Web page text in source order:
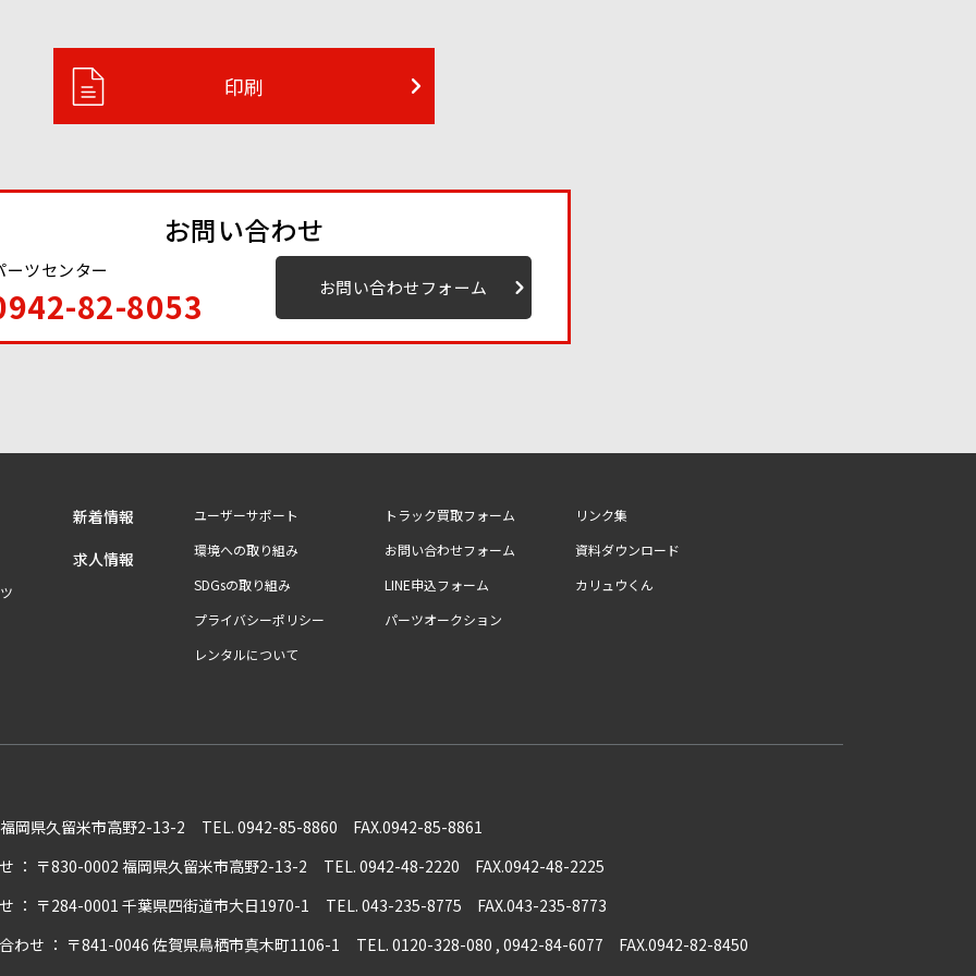
印刷
お問い合わせ
ーツセンター
82-8053 お問い合わせフォーム
新着情報
求人情報
ユーザーサポート
環境への取り組み
SDGsの取り組み
プライバシーポリシー
レンタルについて
トラック買取フォーム
お問い合わせフォーム
LINE申込フォーム
パーツオークション
リンク集
資料ダウンロード
カリュウくん
岡県久留米市高野2-13-2
TEL. 0942-85-8860 FAX.0942-85-8861
： 〒830-0002 福岡県久留米市高野2-13-2
TEL. 0942-48-2220 FAX.0942-48-2225
： 〒284-0001 千葉県四街道市大日1970-1
TEL. 043-235-8775 FAX.043-235-8773
わせ ： 〒841-0046 佐賀県鳥栖市真木町1106-1
TEL. 0120-328-080 , 0942-84-6077 FAX.0942-82-8450